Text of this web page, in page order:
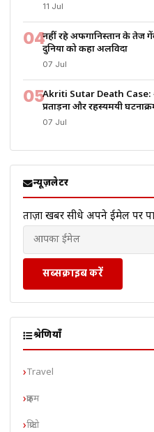
11 Jul
04नहीं रहे अफगानिस्तान के तेज
दुनिया को कहा अलविदा
07 Jul
05Akriti Sutar Death Case:
प्रताड़ना और रहस्यमयी
07 Jul
न्यूज़लेटर
ताज़ा खबरें सीधे अपने ईमेल पर
सब्सक्राइब करें
श्रेणियाँ
Travel
क्राइम
क्रिप्टो